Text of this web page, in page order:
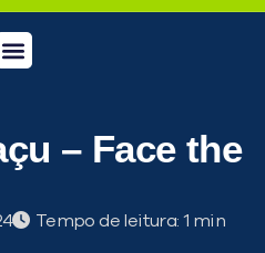
– Face the
Tempo de leitura: